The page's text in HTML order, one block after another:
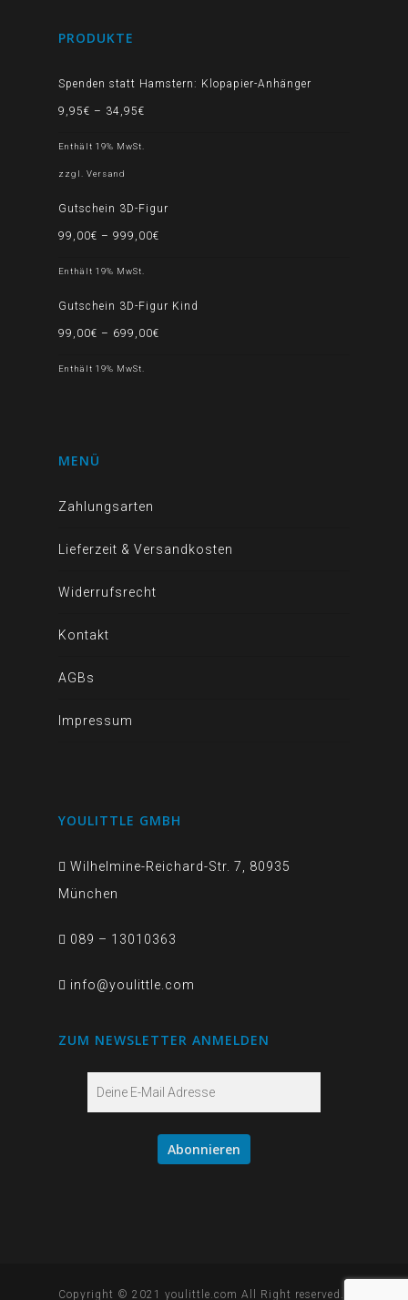
PRODUKTE
Spenden statt Hamstern: Klopapier-Anhänger
9,95€ – 34,95€
Enthält 19% MwSt.
zzgl. Versand
Gutschein 3D-Figur
99,00€ – 999,00€
Enthält 19% MwSt.
Gutschein 3D-Figur Kind
99,00€ – 699,00€
Enthält 19% MwSt.
MENÜ
Zahlungsarten
Lieferzeit & Versandkosten
Widerrufsrecht
Kontakt
AGBs
Impressum
YOULITTLE GMBH
Wilhelmine-Reichard-Str. 7, 80935
München
089 – 13010363
info@youlittle.com
ZUM NEWSLETTER ANMELDEN
Copyright © 2021 youlittle.com All Right reserved.